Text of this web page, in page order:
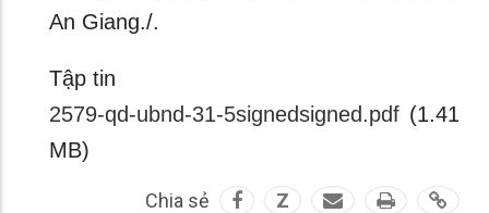
An Giang./.
Tập tin
2579-qd-ubnd-31-5signedsigned.pdf (1.41
MB)
Chia sẻ Z